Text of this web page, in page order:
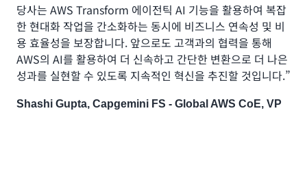
당사는 AWS Transform 에이전틱 AI 기능을 활용하여 복잡
한 현대화 작업을 간소화하는 동시에 비즈니스 연속성 및 비
용 효율성을 보장합니다. 앞으로도 고객과의 협력을 통해
AWS의 AI를 활용하여 더 신속하고 간단한 변환으로 더 나은
성과를 실현할 수 있도록 지속적인 혁신을 추진할 것입니다.”
Shashi Gupta, Capgemini FS - Global AWS CoE, VP